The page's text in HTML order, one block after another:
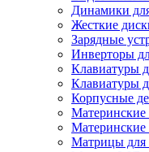
Динамики
Жесткие
Зарядные
Инверторы
Клавиатуры
Клавиатуры
Корпусные
Материнские
Материнские
Матрицы для